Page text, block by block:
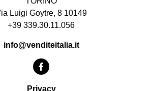
Luigi Goytre, 8 10149
+39 339.30.11.056
info@venditeitalia.it
Privacy